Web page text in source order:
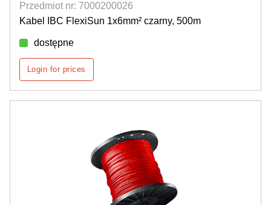
Przedmiot nr: 7000200026
Kabel IBC FlexiSun 1x6mm² czarny, 500m
dostępne
Login for prices